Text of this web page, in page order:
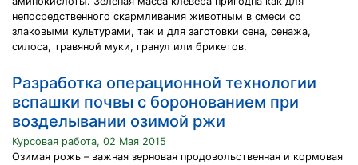
непосредственного скармливания животным в смеси со
злаковыми культурами, так и для заготовки сена, сенажа,
силоса, травяной муки, гранул или брикетов.
Разработка операционной технологии
вспашки почвы с боронованием при
возделывании озимой ржи
Курсовая работа, 02 Мая 2015
Озимая рожь – важная зерновая продовольственная и кормовая